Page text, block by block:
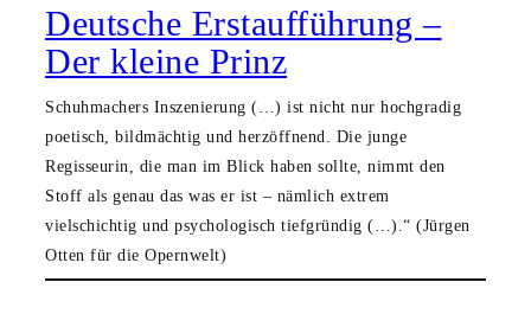
Deutsche Erstaufführung –
Der kleine Prinz
Schuhmachers Inszenierung (…) ist nicht nur hochgradig
poetisch, bildmächtig und herzöffnend. Die junge
Regisseurin, die man im Blick haben sollte, nimmt den
Stoff als genau das was er ist – nämlich extrem
vielschichtig und psychologisch tiefgründig (…).“ (Jürgen
Otten für die Opernwelt)